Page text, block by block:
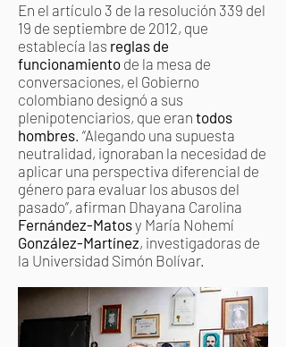
En el artículo 3 de la resolución 339 del
19 de septiembre de 2012, que
establecía las reglas de
funcionamiento de la mesa de
conversaciones, el Gobierno
colombiano designó a sus
plenipotenciarios, que eran todos
hombres. “Alegando una supuesta
neutralidad, ignoraban la necesidad de
aplicar una perspectiva diferencial de
género para evaluar los abusos del
pasado”, afirman Dhayana Carolina
Fernández-Matosy María Nohemí
González-Martínez, investigadoras de
la Universidad Simón Bolívar.